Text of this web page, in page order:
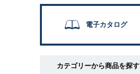
電子カタログ
カテゴリーから商品を探す